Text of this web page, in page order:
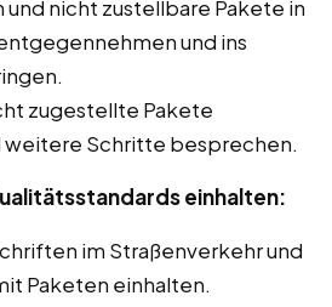
und nicht zustellbare Pakete in
und ins
zugestellte Pakete
weitere Schritte besprechen.
einhalten:
im Straßenverkehr und
Paketen einhalten.